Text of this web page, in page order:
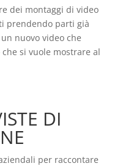
dei montaggi di video
prendendo parti già
nuovo video che
si vuole mostrare al
DI
per raccontare